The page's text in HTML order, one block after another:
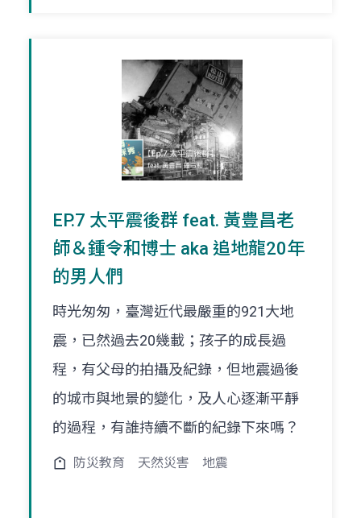
EP.7 太平震後群 feat. 黃豊昌老
師＆鍾令和博士 aka 追地龍20年
的男人們
時光匆匆，臺灣近代最嚴重的921大地
震，已然過去20幾載；孩子的成長過
程，有父母的拍攝及紀錄，但地震過後
的城巿與地景的變化，及人心逐漸平靜
的過程，有誰持續不斷的紀錄下來嗎？
防災教育 天然災害 地震